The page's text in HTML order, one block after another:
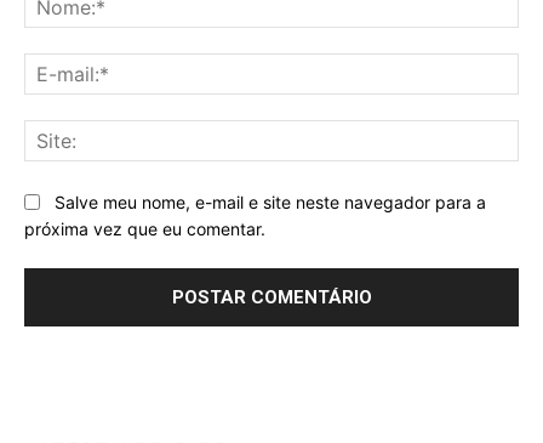
Salve meu nome, e-mail e site neste navegador para a
próxima vez que eu comentar.